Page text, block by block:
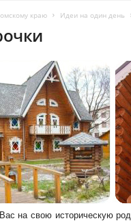
краю Идеи на один день
на свою историческую